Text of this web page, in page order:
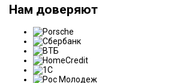
Нам доверяют